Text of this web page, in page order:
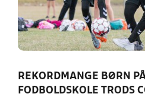
REKORDMANGE BØRN
FODBOLDSKOLE TRODS